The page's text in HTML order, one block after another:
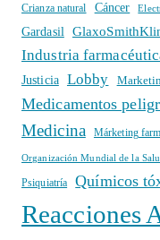
Crianza natural Cáncer
Gardasil
Industria
Justicia
Lobby
Medicamentos
Medicina Márketing
Organización Mundial de la
Psiquiatría Químicos
Reacciones